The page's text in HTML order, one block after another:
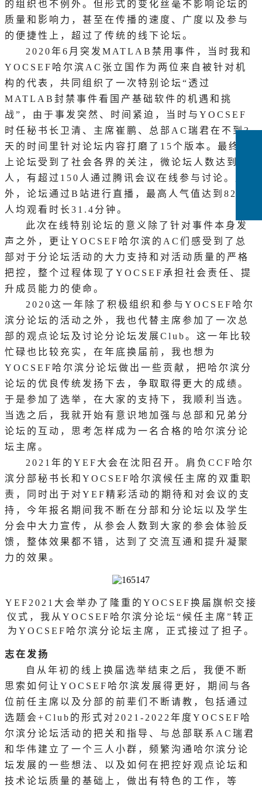
的组织也不例外。但形式的变化丝毫不影响论坛的
质量和影响力，甚至在传播的速度、广度以及参与
的便捷性上，超过了传统的线下论坛。
2020年6月突发MATLAB禁用事件，当时我和
YOCSEF哈尔滨AC张立国作为两位来自被针对机
构的代表，共同组织了一次特别论坛“透过
MATLAB封禁事件看国产基础软件的机遇和挑
战”，由于事发突然、时间紧迫，当时与YOCSEF
时任秘书长卫清、主席崔鹏、总部AC瑞君在不到3
天的时间里针对论坛内容打磨了15个版本。最终线
上论坛受到了社会各界的关注，微论坛人数达到200
人，有超过150人通过腾讯会议在线参与讨论。此
外，论坛通过B站进行直播，最高人气值达到820，
人均观看时长31.4分钟。
此次在线特别论坛的意义除了针对事件本身发
声之外，更让 YOCSEF哈尔滨的AC们感受到了总
部对于分论坛活动的大力支持和对活动质量的严格
把控，整个过程体现了YOCSEF承担社会责任、提
升成员能力的使命。
2020这一年除了积极组织和参与YOCSEF哈尔
滨分论坛的活动之外，我也代替主席参加了一次总
部的观点论坛及讨论分论坛发展Club。这一年比较
忙碌也比较充实，在年底换届前，我也想为
YOCSEF哈尔滨分论坛做出一些贡献，把哈尔滨分
论坛的优良传统发扬下去，争取取得更大的成绩。
于是参加了选举，在大家的支持下，我顺利当选。
当选之后，我就开始有意识地加强与总部和兄弟分
论坛的互动，思考怎样成为一名合格的哈尔滨分论
坛主席。
2021年的YEF大会在沈阳召开。肩负CCF哈尔
滨分部秘书长和YOCSEF哈尔滨候任主席的双重职
责，同时出于对YEF精彩活动的期待和对会议的支
持，今年报名期间我不断在分部和分论坛以及学生
分会中大力宣传，从参会人数到大家的参会体验反
馈，整体效果都不错，达到了交流互通和提升凝聚
力的效果。
YEF2021大会举办了隆重的YOCSEF换届旗帜交接
仪式，我从YOCSEF哈尔滨分论坛“候任主席”转正
为YOCSEF哈尔滨分论坛主席，正式接过了担子。
志在发扬
自从年初的线上换届选举结束之后，我便不断
思索如何让 YOCSEF哈尔滨发展得更好，期间与各
位前任主席以及分部的前辈们不断请教，包括通过
选题会+Club的形式对2021-2022年度YOCSEF哈
尔滨分论坛活动的把关和指导、与总部联系AC瑞君
和华伟建立了一个三人小群，频繁沟通哈尔滨分论
坛发展的一些想法、以及如何在把控好观点论坛和
技术论坛质量的基础上，做出有特色的工作，等